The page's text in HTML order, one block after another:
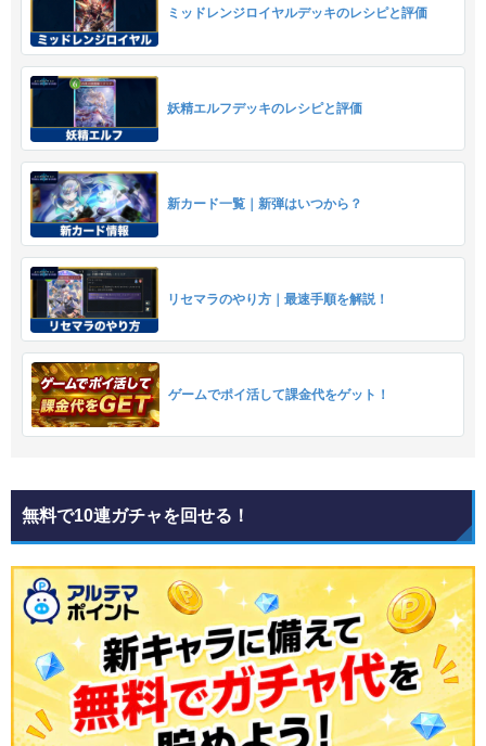
ミッドレンジロイヤルデッキのレシピと評価
妖精エルフデッキのレシピと評価
新カード一覧｜新弾はいつから？
リセマラのやり方｜最速手順を解説！
ゲームでポイ活して課金代をゲット！
無料で10連ガチャを回せる！